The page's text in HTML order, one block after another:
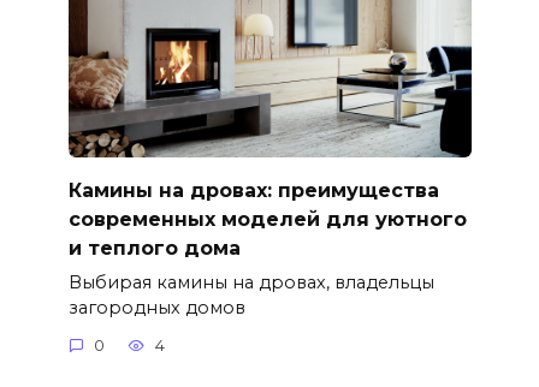
Камины на дровах: преимущества
современных моделей для уютного
и теплого дома
Выбирая камины на дровах, владельцы
загородных домов
0 4